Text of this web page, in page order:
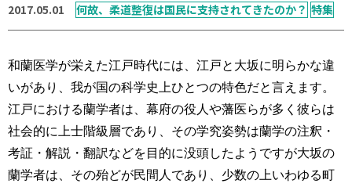
運営元 お問い合わせ
2017.05.01 何故、柔道整復は国民に支持されてきたのか？ 特集
和蘭医学が栄えた江戸時代には、江戸と大坂に明らかな違
いがあり、我が国の科学史上ひとつの特色だと言えます。
江戸における蘭学者は、幕府の役人や藩医らが多く彼らは
社会的に上士階級層であり、その学究姿勢は蘭学の注釈・
考証・解説・翻訳などを目的に没頭したようですが大坂の
蘭学者は、その殆どが民間人であり、少数の上いわゆる町